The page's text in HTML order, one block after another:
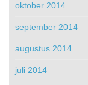
oktober 2014
september 2014
augustus 2014
juli 2014